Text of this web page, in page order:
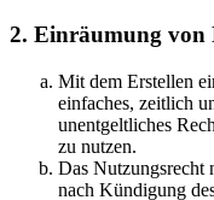
2. Einräumung von
Mit dem Erstellen
einfaches, zeitlich
unentgeltliches
zu nutzen.
Das Nutzungsrecht
nach Kündigung